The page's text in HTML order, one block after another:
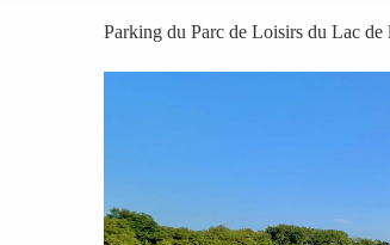
Parking du Parc de Loisirs du Lac